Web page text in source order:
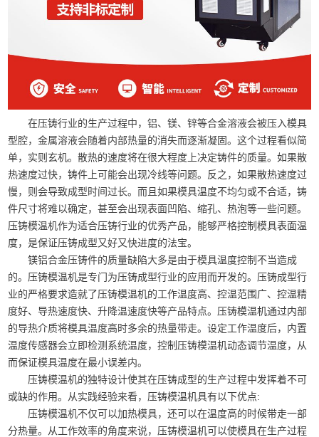
在压铸行业的生产过程中，铝、镁、锌等合金溶液会被压入模具
型腔，金属溶液会随着内部热量的消失而逐渐凝固。这个过程看似简
单，实则玄机。散热的速度将在很大程度上决定铸件的质量。如果散
热速度过快，铸件上可能会出现冷线等问题。反之，如果散热速度过
慢，则会导致成型时间过长。而且如果模具温度不均匀或不合适，铸
件尺寸将难以确定，甚至会出现表面凹陷、缩孔、热泡等一些问题。
压铸模温机作为适合压铸行业的优秀产品，能够严格控制模具表面温
度，是保证压铸成型又好又快进度的法宝。
镁铝合金压铸件的质量缺陷大多是由于模具温度控制不当造成
的。压铸模温机是专门为压铸成型行业的应用而开发的。压铸成型行
业的严格要求造就了压铸模温机的工作温度高、控温范围广、控温精
度好、导热速度快、升降温速度快等产品特点。压铸模温机通过内部
的导热介质将模具温度高时多余的热量带走。设定工作温度后，内置
温度传感器会立即检测系统温度，控制压铸模温机动态调节温度，从
而保证模具温度在最小误差内。
压铸模温机的独特设计使其在压铸成型的生产过程中发挥着不可
或缺的作用。从实践经验来看，压铸模温机具有以下优点:
压铸模温机不仅可以加热模具，还可以在温度高的时候带走一部
分热量。从工作效率的角度来说，压铸模温机可以使模具在生产过程